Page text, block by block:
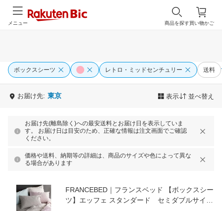
買い物かご
商品を探す
メニュー
ボックスシーツ レトロ・ミッドセンチュリー 送料
お届け先: 東京 表示 並べ替え
お届け先(離島除く)への最安送料とお届け日を表示していま
す。 お届け日は目安のため、正確な情報は注文画面でご確認
ください。
価格や送料、納期等の詳細は、商品のサイズや色によって異な
る場合があります
FRANCEBED｜フランスベッド 【ボックスシー
ツ】エッフェ スタンダード セミダブルサイズ